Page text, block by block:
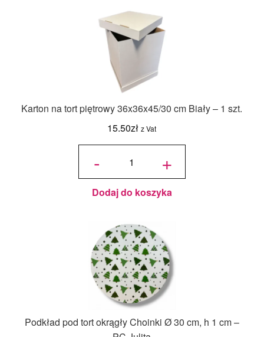
Karton na tort piętrowy 36x36x45/30 cm Biały – 1 szt.
15.50zł z Vat
-
ilość Karton
36x36x45/30
cm Biały - 1
szt. +
Dodaj do koszyka
Podkład pod tort okrągły Choinki Ø 30 cm, h 1 cm –